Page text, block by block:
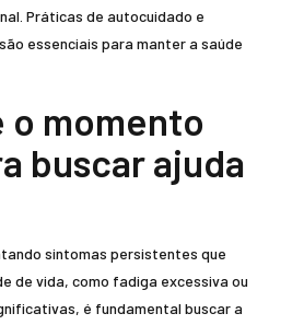
Práticas de autocuidado e
essenciais para manter a saúde
o momento
buscar ajuda
sintomas persistentes que
de vida, como fadiga excessiva ou
é fundamental buscar a